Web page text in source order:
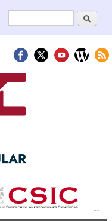
Formulario deBuscar